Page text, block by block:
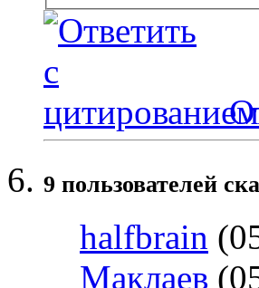
9 пользователей
halfbrain
Маклаев